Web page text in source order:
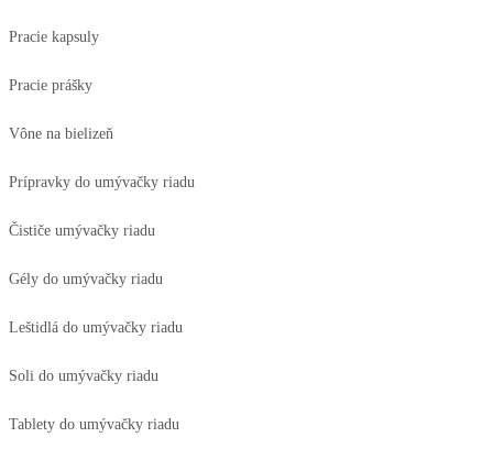
Pracie kapsuly
Pracie prášky
Vône na bielizeň
Prípravky do umývačky riadu
Čističe umývačky riadu
Gély do umývačky riadu
Leštidlá do umývačky riadu
Soli do umývačky riadu
Tablety do umývačky riadu